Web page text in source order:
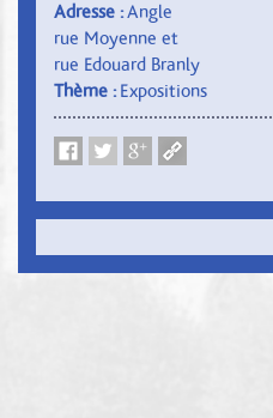
Adresse :Angle
rue Moyenne et
rue Edouard Branly
Thème :Expositions